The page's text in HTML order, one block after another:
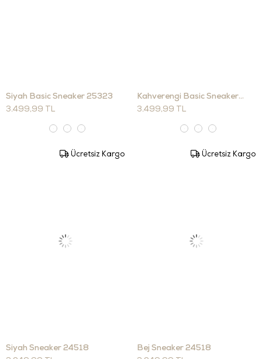
Siyah Basic Sneaker 25323
3.499,99 TL
Kahverengi Basic Sneaker 25323
3.499,99 TL
Siyah Sneaker 24518
Ücretsiz Kargo
Bej Sneaker 24518
Ücretsiz Kargo